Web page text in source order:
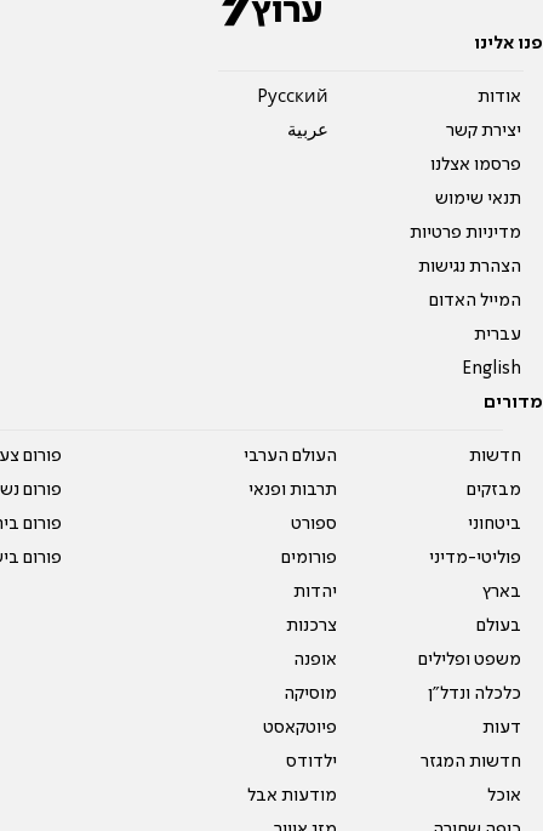
פנו אלינו
אודות
יצירת קשר
פרסמו אצלנו
תנאי שימוש
מדיניות פרטיות
הצהרת נגישות
המייל האדום
עברית
English
Pусский
عربية
מדורים
חדשות
מבזקים
ביטחוני
פוליטי-מדיני
בארץ
בעולם
משפט ופלילים
כלכלה ונדל"ן
דעות
חדשות המגזר
אוכל
העולם הערבי
תרבות ופנאי
ספורט
פורומים
יהדות
צרכנות
אופנה
מוסיקה
פיוטקאסט
ילדודס
מודעות אבל
פורום
פורום
פורום
פורום